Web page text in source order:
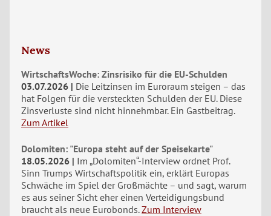
News
WirtschaftsWoche: Zinsrisiko für die EU-Schulden
03.07.2026
Die Leitzinsen im Euroraum steigen – das
hat Folgen für die versteckten Schulden der EU. Diese
Zinsverluste sind nicht hinnehmbar. Ein Gastbeitrag.
Zum Artikel
Dolomiten: "Europa steht auf der Speisekarte"
18.05.2026
Im „Dolomiten“-Interview ordnet Prof.
Sinn Trumps Wirtschaftspolitik ein, erklärt Europas
Schwäche im Spiel der Großmächte – und sagt, warum
es aus seiner Sicht eher einen Verteidigungsbund
braucht als neue Eurobonds. Zum Interview